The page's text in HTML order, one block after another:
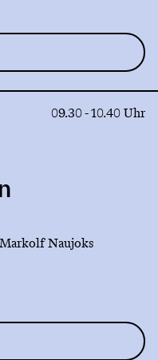
09.30 - 10.40 Uhr
Naujoks